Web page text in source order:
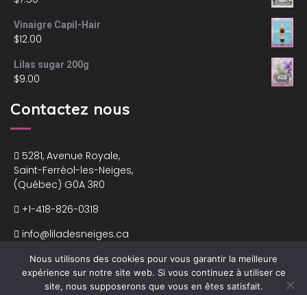
Vinaigre Capil-Hair
$12.00
Lilas sugar 200g
$9.00
Contactez nous
5281, Avenue Royale,
Saint-Ferréol-les-Neiges,
(Québec) G0A 3R0
+1-418-826-0318
info@liladesneiges.ca
Nous utilisons des cookies pour vous garantir la meilleure
expérience sur notre site web. Si vous continuez à utiliser ce
site, nous supposerons que vous en êtes satisfait.